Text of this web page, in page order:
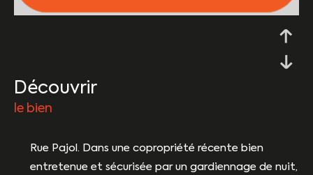
découvrir
le bien
Rue Pajol. Dans une copropriété récente bien
entretenue et sécurisée par un gardiennage de nuit,